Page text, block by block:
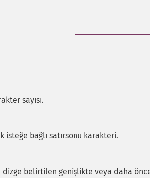
sayısı.
isteğe bağlı satırsonu karakteri.
dizge belirtilen genişlikte veya daha